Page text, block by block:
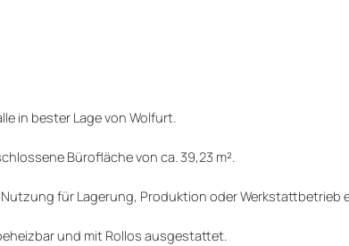
in bester Lage von Wolfurt.
Bürofläche von ca. 39,23 m².
für Lagerung, Produktion oder Werkstattbetrieb
und mit Rollos ausgestattet.